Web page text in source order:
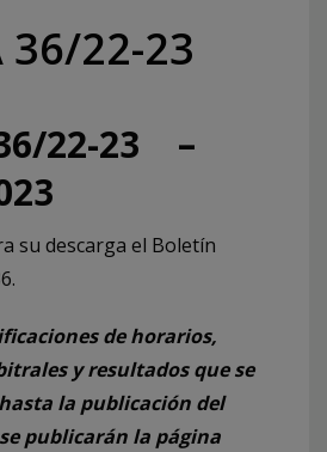
36/22-23
22-23 –
su descarga el Boletín
de horarios,
y resultados que se
la publicación del
publicarán la página